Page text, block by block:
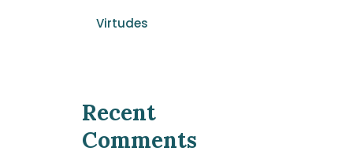
Virtudes
Recent
Comments